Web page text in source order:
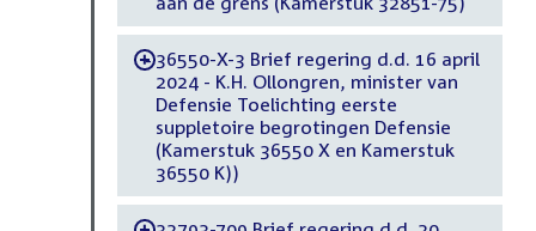
-36550-X-3 Brief regering d.d. 16 april
2024 - K.H. Ollongren, minister van
Defensie Toelichting eerste
suppletoire begrotingen Defensie
(Kamerstuk 36550 X en Kamerstuk
36550 K))